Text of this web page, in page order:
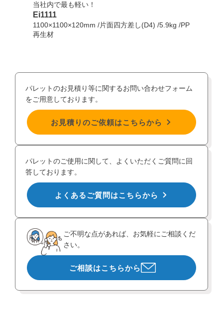
当社内で最も軽い！
Ei1111
1100×1100×120mm /片面四方差し(D4) /5.9kg /PP
再生材
パレットのお見積り等に関するお問い合わせフォーム
をご用意しております。
お見積りのご依頼はこちらから
パレットのご使用に関して、よくいただくご質問に回
答しております。
よくあるご質問はこちらから
ご不明な点があれば、お気軽にご相談くだ
さい。
ご相談はこちらから